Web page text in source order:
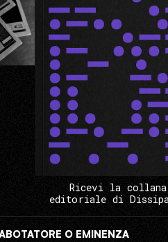
Ricevi la collana
editoriale di
O EMINENZA